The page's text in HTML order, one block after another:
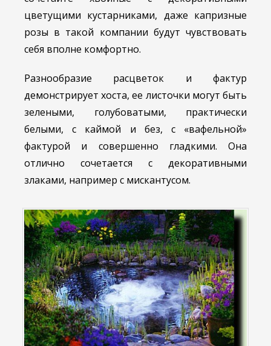
цветущими кустарниками, даже капризные
розы в такой компании будут чувствовать
себя вполне комфортно.
Разнообразие расцветок и фактур
демонстрирует хоста, ее листочки могут быть
зелеными, голубоватыми, практически
белыми, с каймой и без, с «вафельной»
фактурой и совершенно гладкими. Она
отлично сочетается с декоративными
злаками, например с мискантусом.